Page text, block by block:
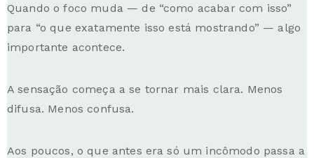
Quando o foco muda — de “como acabar com isso”
para “o que exatamente isso está mostrando” — algo
importante acontece.
A sensação começa a se tornar mais clara. Menos
difusa. Menos confusa.
Aos poucos, o que antes era só um incômodo passa a